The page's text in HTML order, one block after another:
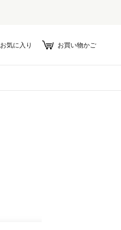
お気に入り お買い物かご